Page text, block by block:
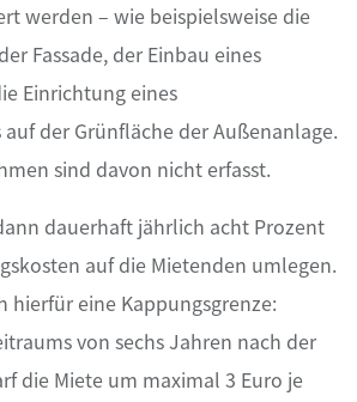
werden – wie beispielsweise die
Fassade, der Einbau eines
Einrichtung eines
der Grünfläche der Außenanlage.
sind davon nicht erfasst.
dauerhaft jährlich acht Prozent
auf die Mietenden umlegen.
hierfür eine Kappungsgrenze:
von sechs Jahren nach der
die Miete um maximal 3 Euro je